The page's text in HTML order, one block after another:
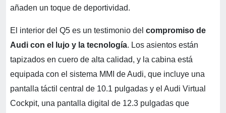
añaden un toque de deportividad.
El interior del Q5 es un testimonio del compromiso de
Audi con el lujo y la tecnología. Los asientos están
tapizados en cuero de alta calidad, y la cabina está
equipada con el sistema MMI de Audi, que incluye una
pantalla táctil central de 10.1 pulgadas y el Audi Virtual
Cockpit, una pantalla digital de 12.3 pulgadas que